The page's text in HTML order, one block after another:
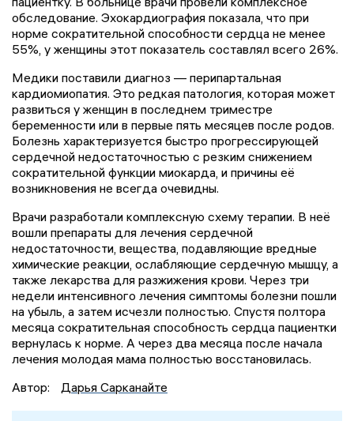
обследование. Эхокардиография показала, что при
норме сократительной способности сердца не менее
55%, у женщины этот показатель составлял всего 26%.
Медики поставили диагноз — перипартальная
кардиомиопатия. Это редкая патология, которая может
развиться у женщин в последнем триместре
беременности или в первые пять месяцев после родов.
Болезнь характеризуется быстро прогрессирующей
сердечной недостаточностью с резким снижением
сократительной функции миокарда, и причины её
возникновения не всегда очевидны.
Врачи разработали комплексную схему терапии. В неё
вошли препараты для лечения сердечной
недостаточности, вещества, подавляющие вредные
химические реакции, ослабляющие сердечную мышцу, а
также лекарства для разжижения крови. Через три
недели интенсивного лечения симптомы болезни пошли
на убыль, а затем исчезли полностью. Спустя полтора
месяца сократительная способность сердца пациентки
вернулась к норме. А через два месяца после начала
лечения молодая мама полностью восстановилась.
Автор:
Дарья Сарканайте